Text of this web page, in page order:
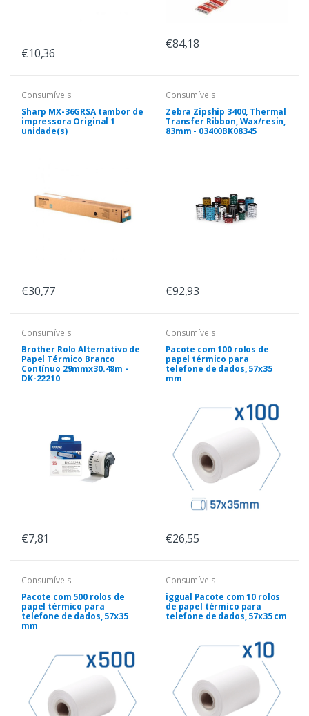
€10,36
€84,18
Consumíveis
Sharp MX-36GRSA tambor de
impressora Original 1
unidade(s)
€30,77
Consumíveis
Zebra Zipship 3400, Thermal
Transfer Ribbon, Wax/resin,
83mm - 03400BK08345
€92,93
Consumíveis
Brother Rolo Alternativo de
Papel Térmico Branco
Contínuo 29mmx30.48m -
DK-22210
€7,81
Consumíveis
Pacote com 100 rolos de
papel térmico para
telefone de dados, 57x35
mm
€26,55
Consumíveis
Pacote com 500 rolos de
papel térmico para
telefone de dados, 57x35
mm
Consumíveis
iggual Pacote com 10 rolos
de papel térmico para
telefone de dados, 57x35 cm